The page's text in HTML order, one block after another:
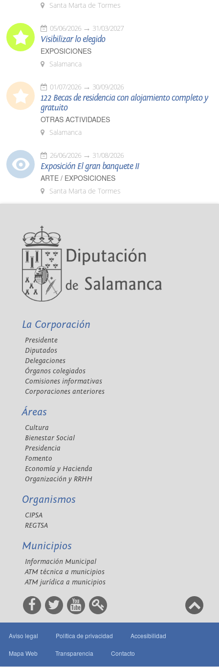
Santa Marta de Tormes
05/06/2026 31/03/2027
Visibilizar lo elegido
EXPOSICIONES
Salamanca
01/07/2026 30/09/2026
122 Becas de residencia con alojamiento completo y
gratuito
OTRAS ACTIVIDADES
Salamanca
26/06/2026 31/08/2026
Exposición El gran banquete II
ARTE / EXPOSICIONES
Santa Marta de Tormes
La Corporación
Presidente
Diputados
Delegaciones
Órganos colegiados
Comisiones informativas
Corporaciones anteriores
Áreas
Cultura
Bienestar Social
Presidencia
Fomento
Economía y Hacienda
Organización y RRHH
Organismos
CIPSA
REGTSA
Municipios
Información Municipal
ATM técnica a municipios
ATM jurídica a municipios
Aviso legal Política de privacidad Accesibilidad
Mapa Web Transparencia Contacto